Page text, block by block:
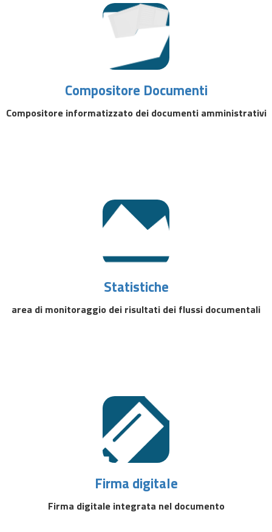
Compositore Documenti
Compositore informatizzato dei documenti amministrativi
Statistiche
area di monitoraggio dei risultati dei flussi documentali
Firma digitale
Firma digitale integrata nel documento